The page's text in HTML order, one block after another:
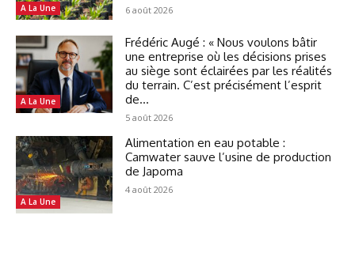
A La Une 6 août 2026
A La Une
Frédéric Augé : « Nous voulons bâtir
une entreprise où les décisions prises
au siège sont éclairées par les réalités
du terrain. C’est précisément l’esprit
de...
5 août 2026
A La Une
Alimentation en eau potable :
Camwater sauve l’usine de production
de Japoma
4 août 2026